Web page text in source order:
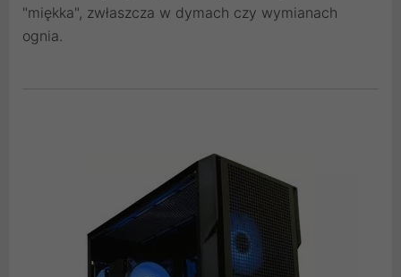
"miękka", zwłaszcza w dymach czy wymianach
ognia.